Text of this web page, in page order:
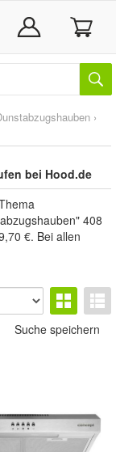
›
bei Hood.de
408
€. Bei allen
Suche speichern